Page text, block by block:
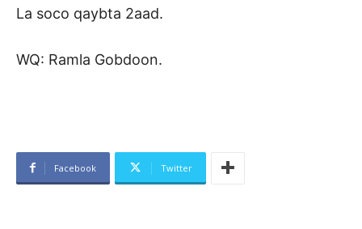
La soco qaybta 2aad.
WQ: Ramla Gobdoon.
Facebook Twitter